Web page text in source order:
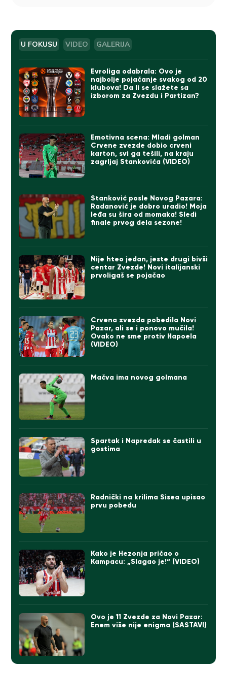
U FOKUSU VIDEO GALERIJA
Evroliga odabrala: Ovo je
najbolje pojačanje svakog od 20
klubova! Da li se slažete sa
izborom za Zvezdu i Partizan?
Emotivna scena: Mladi golman
Crvene zvezde dobio crveni
karton, svi ga tešili, na kraju
zagrljaj Stankovića (VIDEO)
Stanković posle Novog Pazara:
Radanović je dobro uradio! Moja
leđa su šira od momaka! Sledi
finale prvog dela sezone!
Nije hteo jedan, jeste drugi bivši
centar Zvezde! Novi italijanski
prvoligaš se pojačao
Crvena zvezda pobedila Novi
Pazar, ali se i ponovo mučila!
Ovako ne sme protiv Hapoela
(VIDEO)
Mačva ima novog golmana
Spartak i Napredak se častili u
gostima
Radnički na krilima Sisea upisao
prvu pobedu
Kako je Hezonja pričao o
Kampacu: „Slagao je!“ (VIDEO)
Ovo je 11 Zvezde za Novi Pazar:
Enem više nije enigma (SASTAVI)